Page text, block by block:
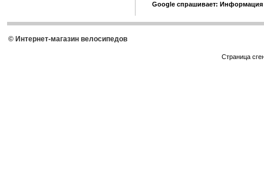
Google спрашивает:
© Интернет-магазин велосипедов
Страница